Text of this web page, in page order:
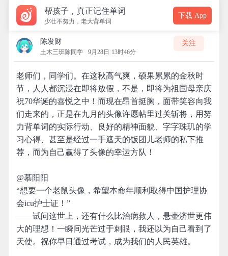
帮孩子，真正记住单词
少壮不努力，老大背单词
下载 App
陈发财
土木三班陈同学 9月28日 13时46分
关注
老师们，同学们。在这秋高气爽，硕果累累的金秋时
节，人人都沉浸在即将放假，不是，即将为祖国母亲庆
祝70华诞的喜悦之中！而现在昂首挺胸，面带笑容向我
们走来的，正是在九月的头像许愿帖里过关斩将，用努
力背单词的实际行动、良好的精神面貌、字字珠玑的学
习心得、甚至是经过一手遮天的饭团儿老师的私下推
荐，而为自己赢得了头像的幸运方队！
@慕阳阳
“想要一个老鼠头像，希望本命年顺利取得中国护理协
会icu护士证！”
——试问这世上，还有什么比治病救人，悬壶济世更伟
大的理想！一瞬间光芒过于刺眼，我还以为自己看到了
天使。祝你早日通过考试，成为我们的人民英雄。